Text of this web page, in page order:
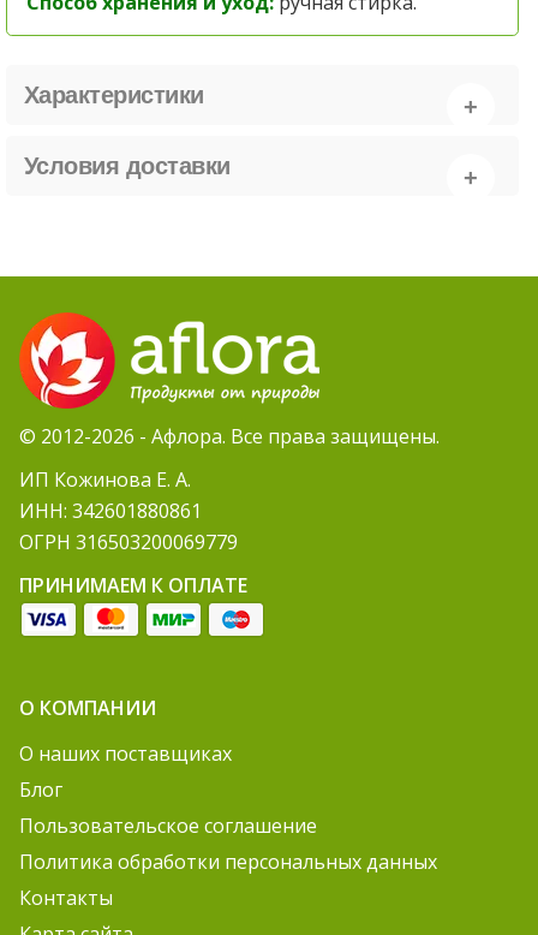
Характеристики
Условия доставки
© 2012-2026 - Афлора. Все права защищены.
ИП Кожинова Е. А.
ИНН: 342601880861
ОГРН 316503200069779
ПРИНИМАЕМ К ОПЛАТЕ
О КОМПАНИИ
О наших поставщиках
Блог
Пользовательское соглашение
Политика обработки персональных данных
Контакты